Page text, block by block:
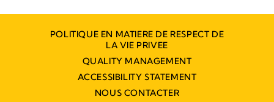
POLITIQUE EN MATIERE DE RESPECT DE
LA VIE PRIVEE
QUALITY MANAGEMENT
ACCESSIBILITY STATEMENT
NOUS CONTACTER